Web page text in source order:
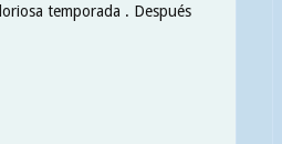
temporada . Después